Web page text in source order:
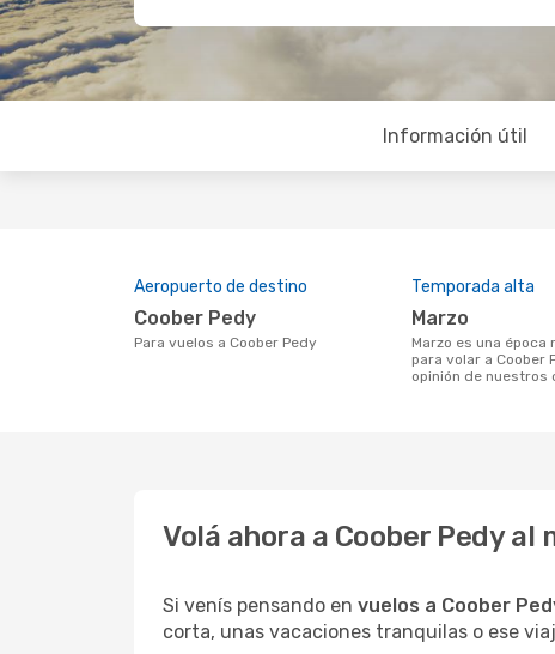
Información útil
Aeropuerto de destino
Coober Pedy
Para vuelos a Coober Pedy
Temporada alta
marzo
marzo es una época muy concurrida
para volar a Coober
opinión de nuestros
Volá ahora a Coober Pedy
Si venís pensando en vuelos a Coober
corta, unas vacaciones tranquilas o ese